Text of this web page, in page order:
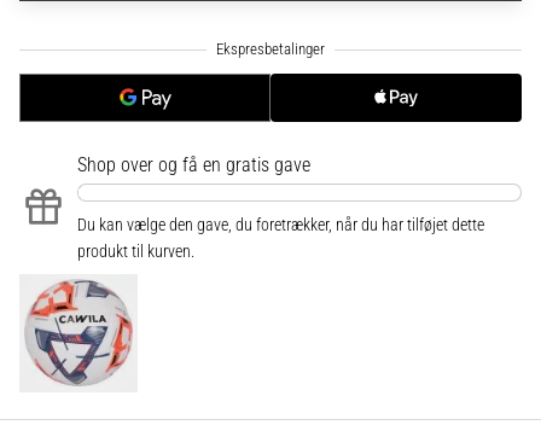
støvler
fra
adidas
Vær
en
hver
kamp,
Shop over og få en gratis gave
Du kan vælge den gave, du foretrækker, når du har tilføjet dette
produkt til kurven.